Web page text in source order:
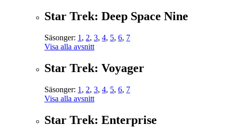
Star Trek: Deep Space Nine
Säsonger: 1 , 2, 3, 4, 5, 6, 7
Visa alla avsnitt
Star Trek: Voyager
Säsonger: 1 , 2, 3, 4, 5, 6, 7
Visa alla avsnitt
Star Trek: Enterprise